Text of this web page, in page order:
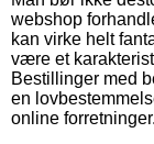
webshop
kan virke helt
være et
Bestillinger med
en
online forretninger.